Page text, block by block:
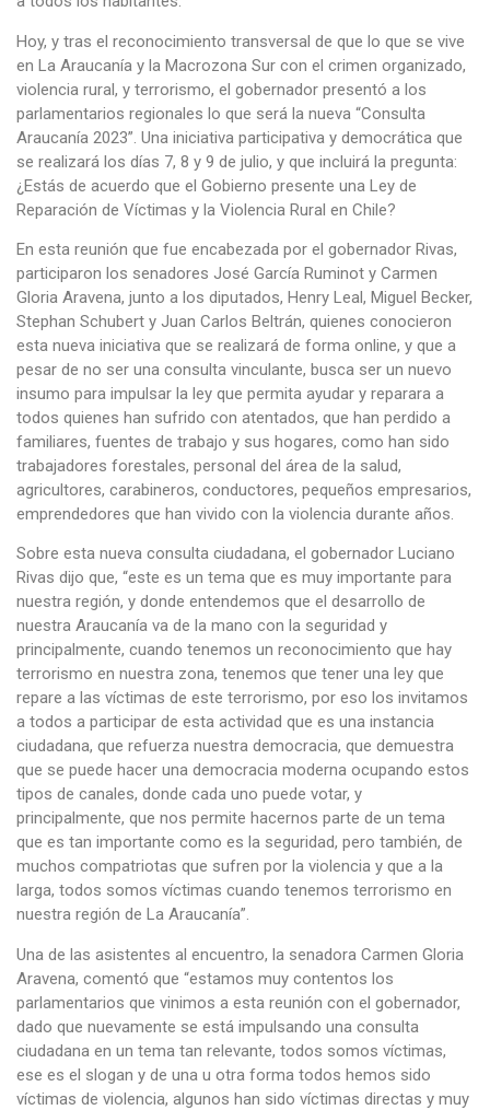
Hoy, y tras el reconocimiento transversal de que lo que se vive
en La Araucanía y la Macrozona Sur con el crimen organizado,
violencia rural, y terrorismo, el gobernador presentó a los
parlamentarios regionales lo que será la nueva “Consulta
Araucanía 2023”. Una iniciativa participativa y democrática que
se realizará los días 7, 8 y 9 de julio, y que incluirá la pregunta:
¿Estás de acuerdo que el Gobierno presente una Ley de
Reparación de Víctimas y la Violencia Rural en Chile?
En esta reunión que fue encabezada por el gobernador Rivas,
participaron los senadores José García Ruminot y Carmen
Gloria Aravena, junto a los diputados, Henry Leal, Miguel Becker,
Stephan Schubert y Juan Carlos Beltrán, quienes conocieron
esta nueva iniciativa que se realizará de forma online, y que a
pesar de no ser una consulta vinculante, busca ser un nuevo
insumo para impulsar la ley que permita ayudar y reparara a
todos quienes han sufrido con atentados, que han perdido a
familiares, fuentes de trabajo y sus hogares, como han sido
trabajadores forestales, personal del área de la salud,
agricultores, carabineros, conductores, pequeños empresarios,
emprendedores que han vivido con la violencia durante años.
Sobre esta nueva consulta ciudadana, el gobernador Luciano
Rivas dijo que, “este es un tema que es muy importante para
nuestra región, y donde entendemos que el desarrollo de
nuestra Araucanía va de la mano con la seguridad y
principalmente, cuando tenemos un reconocimiento que hay
terrorismo en nuestra zona, tenemos que tener una ley que
repare a las víctimas de este terrorismo, por eso los invitamos
a todos a participar de esta actividad que es una instancia
ciudadana, que refuerza nuestra democracia, que demuestra
que se puede hacer una democracia moderna ocupando estos
tipos de canales, donde cada uno puede votar, y
principalmente, que nos permite hacernos parte de un tema
que es tan importante como es la seguridad, pero también, de
muchos compatriotas que sufren por la violencia y que a la
larga, todos somos víctimas cuando tenemos terrorismo en
nuestra región de La Araucanía”.
Una de las asistentes al encuentro, la senadora Carmen Gloria
Aravena, comentó que “estamos muy contentos los
parlamentarios que vinimos a esta reunión con el gobernador,
dado que nuevamente se está impulsando una consulta
ciudadana en un tema tan relevante, todos somos víctimas,
ese es el slogan y de una u otra forma todos hemos sido
víctimas de violencia, algunos han sido víctimas directas y muy